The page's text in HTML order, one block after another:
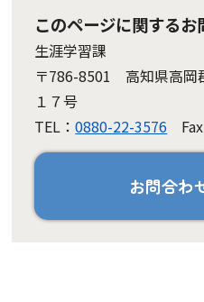
このページに関するお
生涯学習課
〒786-8501 高知県高岡
１７号
TEL：0880-22-3576
お問合わ